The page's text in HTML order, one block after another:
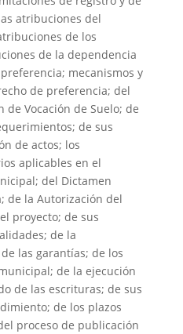
atribuciones del
de los
de la dependencia
mecanismos y
de preferencia; del
Vocación de Suelo; de
de sus
de actos; los
aplicables en el
del Dictamen
de la Autorización del
proyecto; de sus
de la
las garantías; de los
de la ejecución
de las escrituras; de sus
de los plazos
proceso de publicación